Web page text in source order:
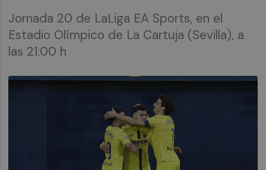
Jornada 20 de LaLiga EA Sports, en el
Estadio Olímpico de La Cartuja (Sevilla), a
las 21:00 h